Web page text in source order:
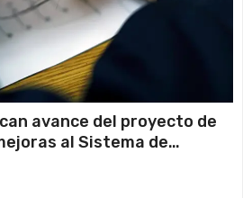
avance del proyecto de
al Sistema de